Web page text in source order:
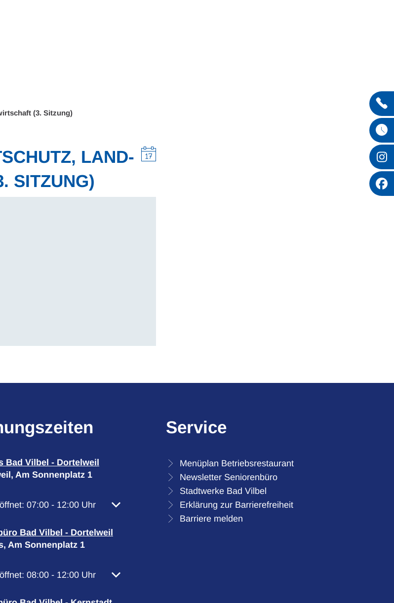
(3. Sitzung)
LAND-
SITZUNG)
Bad Vilbel - Dortelweil
Am Sonnenplatz 1
weitere Öffnungs- oder Schließzeiten auszublenden
07:00 - 12:00 Uhr Von 07:00 bis 12:00 Uhr
Bad Vilbel - Dortelweil
Am Sonnenplatz 1
weitere Öffnungs- oder Schließzeiten auszublenden
08:00 - 12:00 Uhr Von 08:00 bis 12:00 Uhr
Service
Menüplan Betriebsrestaurant
Newsletter Seniorenbüro
Stadtwerke Bad Vilbel
Erklärung zur Barrierefreiheit
Barriere melden